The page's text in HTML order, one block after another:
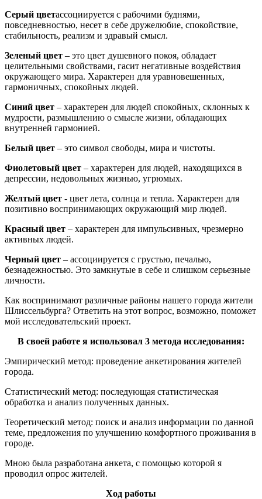
Серый цветассоциируется с рабочими буднями,
повседневностью, несет в себе дружелюбие, спокойствие,
стабильность, реализм и здравый смысл.
Зеленый цвет – это цвет душевного покоя, обладает
целительными свойствами, гасит негативные воздействия
окружающего мира. Характерен для уравновешенных,
гармоничных, спокойных людей.
Синий цвет – характерен для людей спокойных, склонных к
мудрости, размышлению о смысле жизни, обладающих
внутренней гармонией.
Белый цвет – это символ свободы, мира и чистоты.
Фиолетовый цвет – характерен для людей, находящихся в
депрессии, недовольных жизнью, угрюмых.
Желтый цвет - цвет лета, солнца и тепла. Характерен для
позитивно воспринимающих окружающий мир людей.
Красный цвет – характерен для импульсивных, чрезмерно
активных людей.
Черный цвет – ассоциируется с грустью, печалью,
безнадежностью. Это замкнутые в себе и слишком серьезные
личности.
Как воспринимают различные районы нашего города жители
Шлиссельбурга? Ответить на этот вопрос, возможно, поможет
мой исследовательский проект.
В своей работе я использовал 3 метода исследования:
Эмпирический метод: проведение анкетирования жителей
города.
Статистический метод: последующая статистическая
обработка и анализ полученных данных.
Теоретический метод: поиск и анализ информации по данной
теме, предложения по улучшению комфортного проживания в
городе.
Мною была разработана анкета, с помощью которой я
проводил опрос жителей.
Ход работы